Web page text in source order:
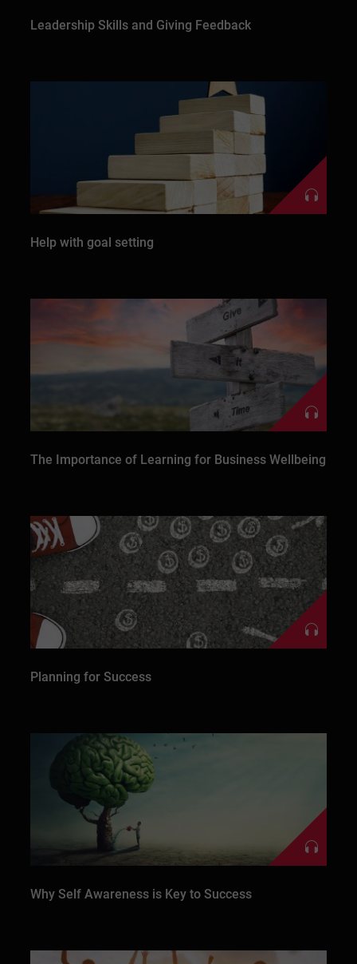
Leadership Skills and Giving Feedback
Help with goal setting
The Importance of Learning for Business Wellbeing
Planning for Success
Why Self Awareness is Key to Success